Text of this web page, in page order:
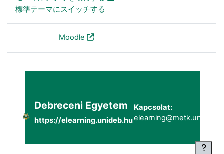
標準テーマにスイッチする
Moodle
Debreceni Egyetem
https://elearning.unideb.hu
Kapcsolat: